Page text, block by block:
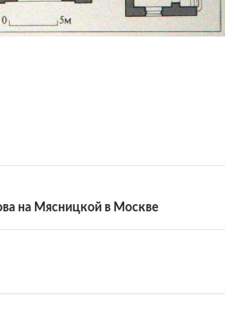
на Мясницкой в Москве